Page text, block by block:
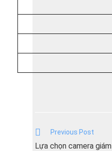
Read
More
Articles
Previous Post
Lựa chọn camera